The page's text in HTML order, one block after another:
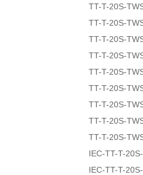
TT-T-20S-
TT-T-20S-
TT-T-20S-
TT-T-20S-
TT-T-20S-
TT-T-20S-
TT-T-20S-
TT-T-20S-
TT-T-20S-
IEC-TT-T-
IEC-TT-T-